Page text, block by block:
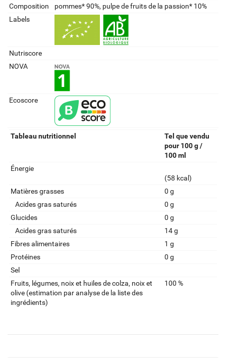
Composition
pommes* 90%, pulpe de fruits de la passion* 10%
Labels
Nutriscore
NOVA
Ecoscore
Tableau nutritionnel
Tel que vendu
pour 100 g /
100 ml
Énergie
(58 kcal)
Matières grasses
0 g
Acides gras saturés
0 g
Glucides
0 g
Acides gras saturés
14 g
Fibres alimentaires
1 g
Protéines
0 g
Sel
Fruits‚ légumes‚ noix et huiles de colza‚ noix et
olive (estimation par analyse de la liste des
ingrédients)
100 %